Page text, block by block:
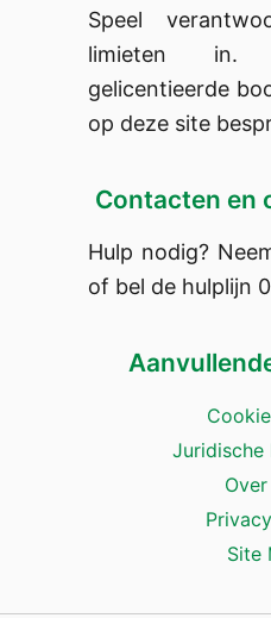
Speel
limieten in.
gelicentieerde
op deze site
Contacten en
Hulp nodig?
of bel de hulplijn
Juridische
Site